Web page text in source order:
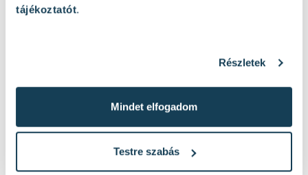
tájékoztatót.
Részletek
Mindet elfogadom
Testre szabás
Hasonló termékek